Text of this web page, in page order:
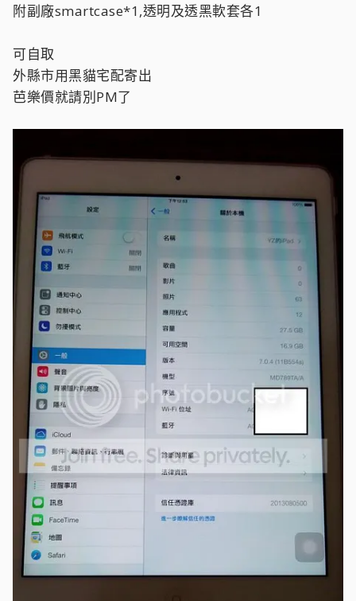
附副廠smartcase*1,透明及透黑軟套各1
可自取
外縣市用黑貓宅配寄出
芭樂價就請別PM了